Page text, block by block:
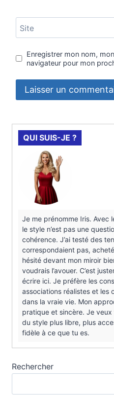
Site
Enregistrer mon nom,
navigateur pour mon
QUI SUIS-JE ?
Je me prénomme Iris. Avec
le style n’est pas une
cohérence. J’ai testé des
correspondaient pas,
hésité devant mon miroir
voudrais l’avouer. C’est
écrire ici. Je préfère les
associations réalistes et les
dans la vraie vie. Mon
pratique et sincère. Je
du style plus libre, plus
fidèle à ce que tu es.
Rechercher